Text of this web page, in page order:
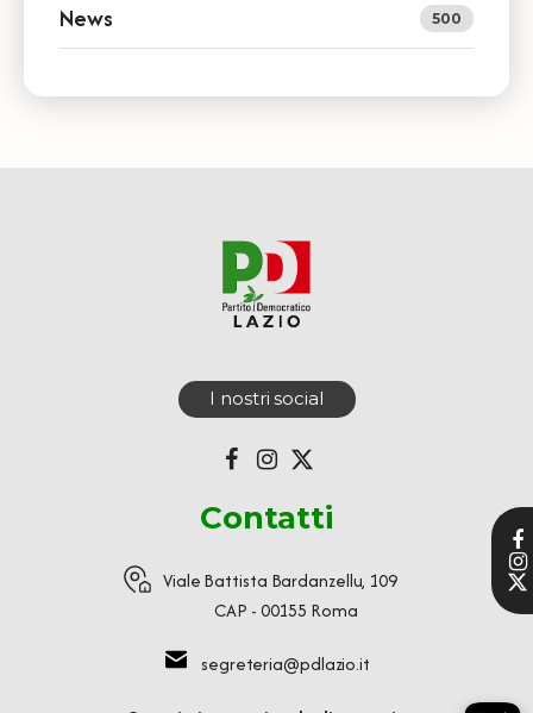
News 500
I nostri social
Contatti
Viale Battista Bardanzellu, 109
CAP - 00155 Roma
segreteria@pdlazio.it